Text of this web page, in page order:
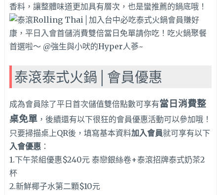
香料，讓整體味道更加具有層次，也是蠻推薦的鍋底哦！
泰滾泰式火鍋│會員優惠
成為會員除了平日首次儲值雙倍點數可享有當日消費整
桌免單，後續還有以下很狂的會員優惠活動可以參加哦！
只要掃描桌上QR後，填寫基本資料加入會員就可享有以下
入會優惠：
1.下午茶組優惠$240元 泰戀銀絲卷+泰滾招牌泰式奶茶2
杯
2.新鮮椰子水第二顆$10元